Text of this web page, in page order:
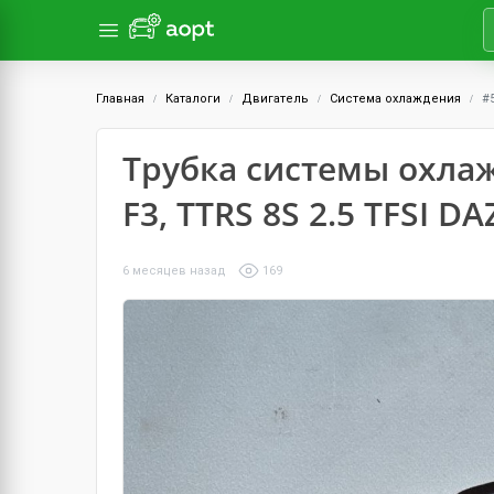
Главная Каталоги Двигатель Система охлаждения
Трубка системы
F3, TTRS 8S 2.5 TFSI
6 месяцев назад 169